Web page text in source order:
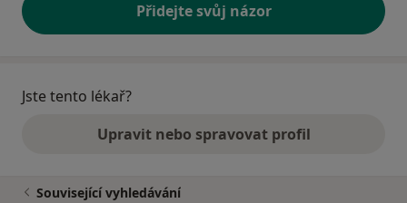
Přidejte svůj názor
Jste tento lékař?
Upravit nebo spravovat profil
Související vyhledávání